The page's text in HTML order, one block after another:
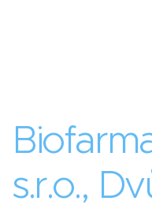
s.r.o.,